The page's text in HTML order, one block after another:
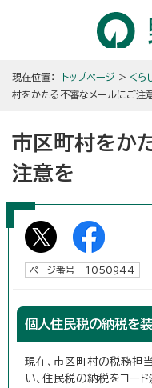
現在位置： トップページ > くら
村をかたる不審なメールにご注
市区町村をか
注意を
ページ番号 1050944
個人住民税の納税を
現在、市区町村の税務担
い、住民税の納税をコー